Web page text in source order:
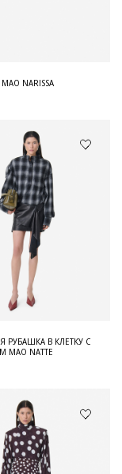
NARISSA
РУБАШКА В КЛЕТКУ С
МАО NATTE